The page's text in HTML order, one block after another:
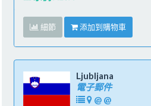
細節 添加到購物車
Ljubljana
電子郵件
@ @